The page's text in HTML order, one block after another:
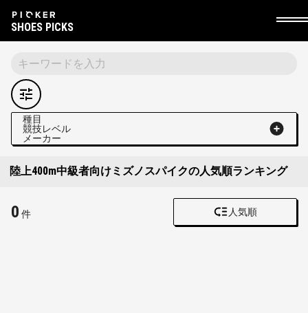
SHOES PICKS
種目
競技レベル
メーカー
陸上400m中級者向けミズノスパイクの人気順ランキング
0 件 人気順